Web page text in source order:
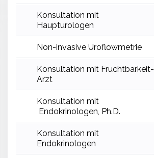
Konsultation mit
Haupturologen
Non-invasive Uroflowmetrie
Konsultation mit Fruchtbarkeit-
Arzt
Konsultation mit
Endokrinologen, Ph.D.
Konsultation mit
Endokrinologen